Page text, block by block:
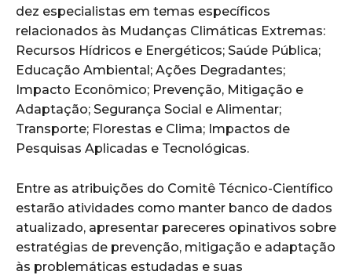
dez especialistas em temas específicos
relacionados às Mudanças Climáticas Extremas:
Recursos Hídricos e Energéticos; Saúde Pública;
Educação Ambiental; Ações Degradantes;
Impacto Econômico; Prevenção, Mitigação e
Adaptação; Segurança Social e Alimentar;
Transporte; Florestas e Clima; Impactos de
Pesquisas Aplicadas e Tecnológicas.
Entre as atribuições do Comitê Técnico-Científico
estarão atividades como manter banco de dados
atualizado, apresentar pareceres opinativos sobre
estratégias de prevenção, mitigação e adaptação
às problemáticas estudadas e suas